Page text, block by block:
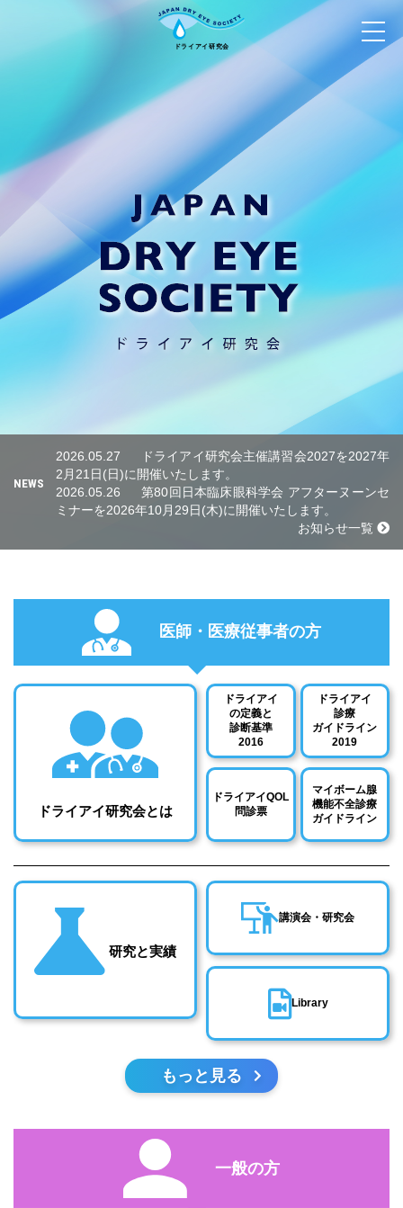
NEWS
2026.05.27
ドライアイ研究会主催講習会2027を2027年
2月21日(日)に開催いたします。
2026.05.26
第80回日本臨床眼科学会 アフターヌーンセ
ミナーを2026年10月29日(木)に開催いたします。
お知らせ一覧
医師・医療従事者の方
ドライアイ研究会とは
ドライアイ
の定義と
診断基準
2016
ドライアイ
診療
ガイドライン
2019
ドライアイQOL
問診票
マイボーム腺
機能不全診療
ガイドライン
研究と実績
講演会・研究会
Library
もっと見る
一般の方